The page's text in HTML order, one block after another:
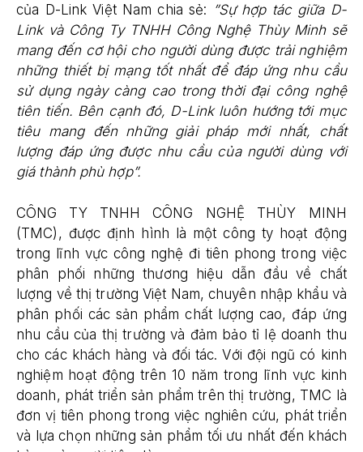
của D-Link Việt Nam chia sẻ: ”Sự hợp tác giữa D-
Link và Công Ty TNHH Công Nghệ Thùy Minh sẽ
mang đến cơ hội cho người dùng được trải nghiệm
những thiết bị mạng tốt nhất để đáp ứng nhu cầu
sử dụng ngày càng cao trong thời đại công nghệ
tiên tiến. Bên cạnh đó, D-Link luôn hướng tới mục
tiêu mang đến những giải pháp mới nhất, chất
lượng đáp ứng được nhu cầu của người dùng với
giá thành phù hợp”.
CÔNG TY TNHH CÔNG NGHỆ THÙY MINH
(TMC), được định hình là một công ty hoạt động
trong lĩnh vực công nghệ đi tiên phong trong việc
phân phối những thương hiệu dẫn đầu về chất
lượng về thị trường Việt Nam, chuyên nhập khẩu và
phân phối các sản phẩm chất lượng cao, đáp ứng
nhu cầu của thị trường và đảm bảo tỉ lệ doanh thu
cho các khách hàng và đối tác. Với đội ngũ có kinh
nghiệm hoạt động trên 10 năm trong lĩnh vực kinh
doanh, phát triển sản phẩm trên thị trường, TMC là
đơn vị tiên phong trong việc nghiên cứu, phát triển
và lựa chọn những sản phẩm tối ưu nhất đến khách